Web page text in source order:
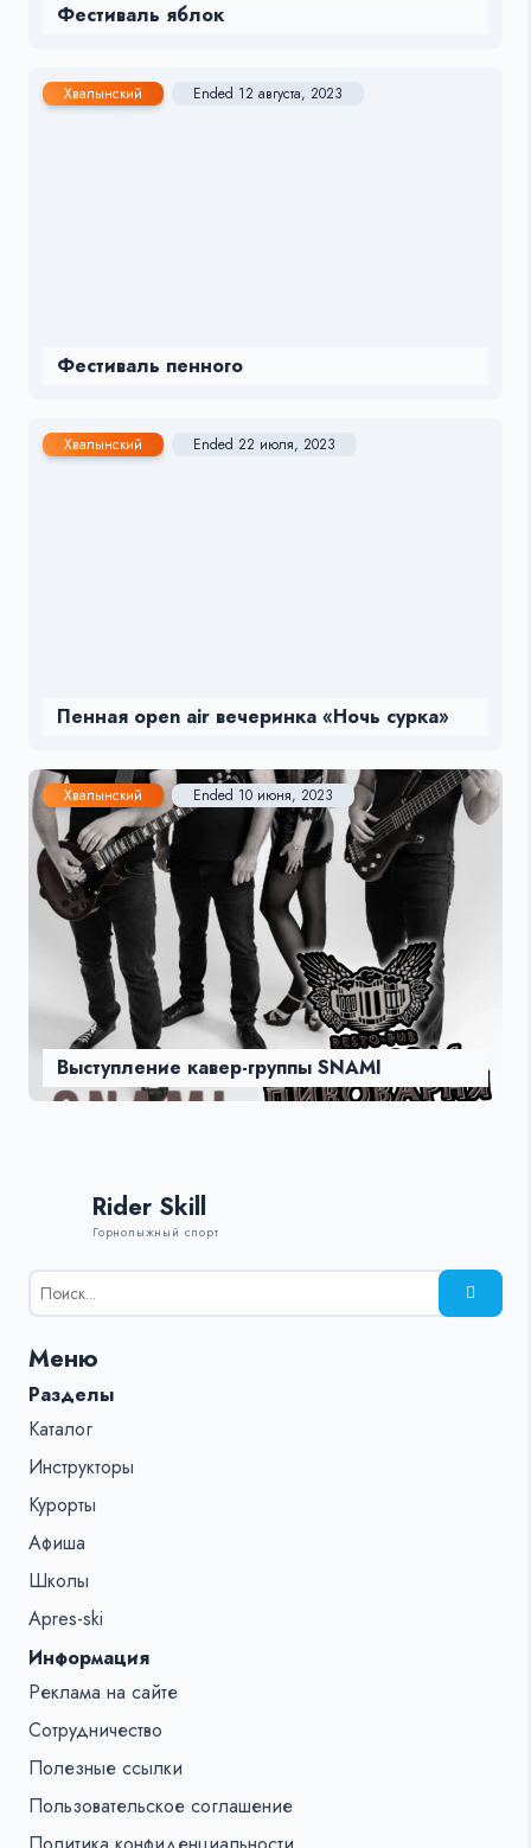
Фестиваль яблок
Хвалынский Ended 12 августа, 2023
Фестиваль пенного
Хвалынский Ended 22 июля, 2023
Пенная open air вечеринка «Ночь сурка»
Хвалынский Ended 10 июня, 2023
Выступление кавер-группы SNAMI
Rider Skill
Горнолыжный спорт
Результаты
поиска
%s:
Меню
Разделы
Каталог
Инструкторы
Курорты
Афиша
Школы
Apres-ski
Информация
Реклама на сайте
Сотрудничество
Полезные ссылки
Пользовательское соглашение